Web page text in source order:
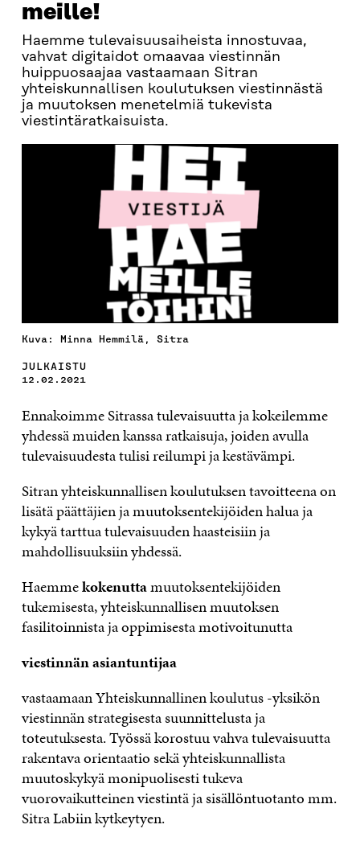
meille!
Haemme tulevaisuusaiheista innostuvaa,
vahvat digitaidot omaavaa viestinnän
huippuosaajaa vastaamaan Sitran
yhteiskunnallisen koulutuksen viestinnästä
ja muutoksen menetelmiä tukevista
viestintäratkaisuista.
Kuva: Minna Hemmilä, Sitra
JULKAISTU
12.02.2021
Ennakoimme Sitrassa tulevaisuutta ja kokeilemme
yhdessä muiden kanssa ratkaisuja, joiden avulla
tulevaisuudesta tulisi reilumpi ja kestävämpi.
Sitran yhteiskunnallisen koulutuksen tavoitteena on
lisätä päättäjien ja muutoksentekijöiden halua ja
kykyä tarttua tulevaisuuden haasteisiin ja
mahdollisuuksiin yhdessä.
Haemmekokenuttamuutoksentekijöiden
tukemisesta, yhteiskunnallisen muutoksen
fasilitoinnista ja oppimisesta motivoitunutta
viestinnän asiantuntijaa
vastaamaan Yhteiskunnallinen koulutus -yksikön
viestinnän strategisesta suunnittelusta ja
toteutuksesta. Työssä korostuu vahva tulevaisuutta
rakentava orientaatio sekä yhteiskunnallista
muutoskykyä monipuolisesti tukeva
vuorovaikutteinen viestintä ja sisällöntuotanto mm.
Sitra Labiin kytkeytyen.